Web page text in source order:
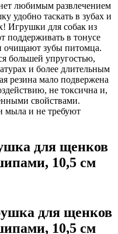
любимым развлечением
удобно таскать в зубах и
Игрушки для собак из
поддерживать в тонусе
зубы питомца.
большей упругостью,
и более длительным
резина мало подвержена
не токсична и,
свойствами.
мыла и не требуют
для щенков
10,5 см
для щенков
10,5 см